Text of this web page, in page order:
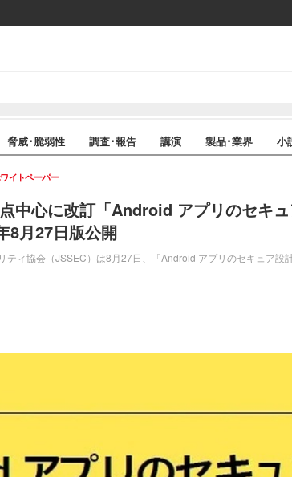
脅威･脆弱性 調査･報告 講演 製品･業界 小
中心に改訂「Android アプリのセキ
8月27日版公開
ィ協会（JSSEC）は8月27日、「Android アプリのセキュア設
イトペーパー